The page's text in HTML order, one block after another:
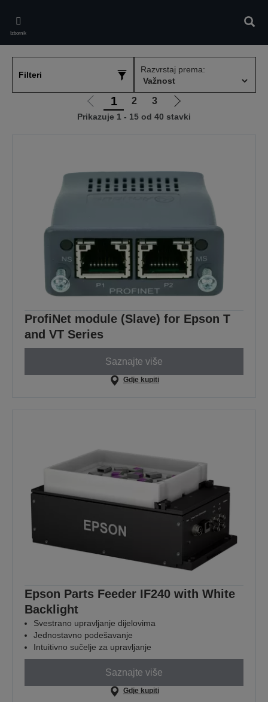
main
content
Izbornik
Filteri
Razvrstaj prema:
Idi
na
1 2 3
Idi
na
Prikazuje 1 - 15 od 40 stavki
ProfiNet module (Slave) for Epson T
and VT Series
Saznajte više
Gdje kupiti
Epson Parts Feeder IF240 with White
Backlight
Svestrano upravljanje dijelovima
Jednostavno podešavanje
Intuitivno sučelje za upravljanje
Saznajte više
Gdje kupiti